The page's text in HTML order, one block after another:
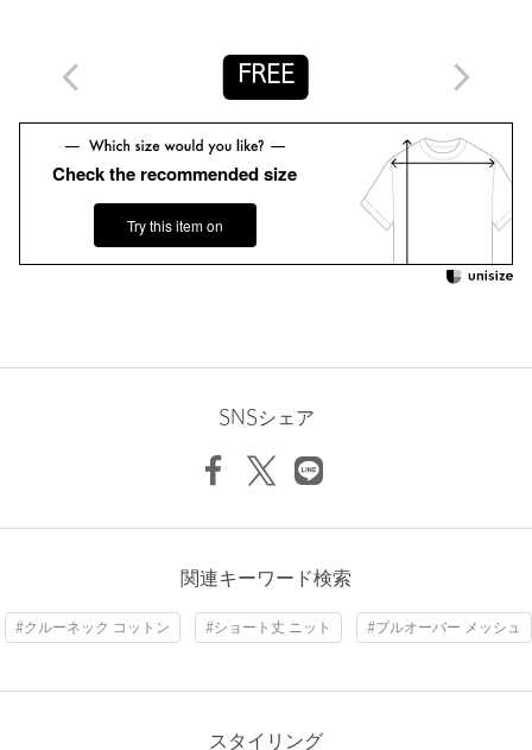
対象外商品 裾上げについて
タイプ WOMEN
FREE
綿100％
洗濯表示について
商品番号 9213-6-000001
FREE
Check the recommended size
Try this item on
SNSシェア
関連キーワード検索
#クルーネック コットン #ショート丈 ニット #プルオーバー メッシュ
スタイリング